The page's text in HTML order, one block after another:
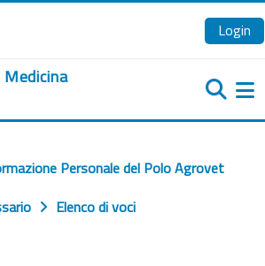
Login
Medicina
Personale del Polo Agrovet
Elenco di voci